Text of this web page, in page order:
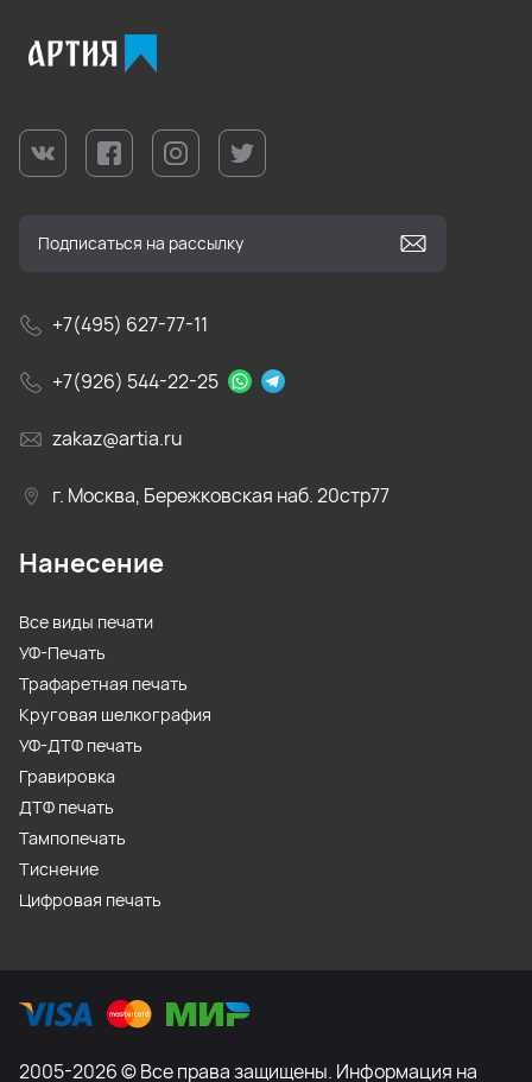
+7(495) 627-77-11
+7(926) 544-22-25
zakaz@artia.ru
г. Москва, Бережковская наб. 20стр77
Нанесение
Все виды печати
УФ-Печать
Трафаретная печать
Круговая шелкография
УФ-ДТФ печать
Гравировка
ДТФ печать
Тампопечать
Тиснение
Цифровая печать
2005-2026 © Все права защищены. Информация на